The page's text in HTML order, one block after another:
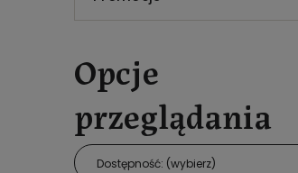
Opcje
przeglądania
Dostępność: (wybierz)